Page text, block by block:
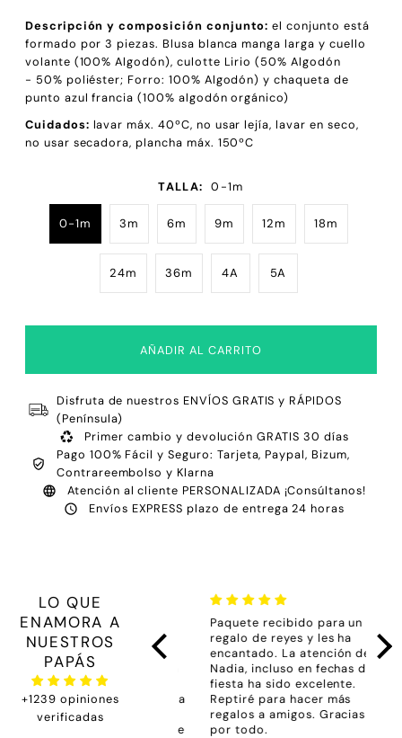
Descripción y composición conjunto: el conjunto está
formado por 3 piezas. Blusa blanca manga larga y cuello
volante (100% Algodón), culotte Lirio (50% Algodón
- 50% poliéster; Forro: 100% Algodón) y chaqueta de
punto azul francia (100% algodón orgánico)
Cuidados: lavar máx. 40ºC, no usar lejía, lavar en seco,
no usar secadora, plancha máx. 150ºC
TALLA: 0-1m
0-1m 3m 6m 9m 12m 18m
24m 36m 4A 5A
Disfruta de nuestros ENVÍOS GRATIS y RÁPIDOS
(Península)
Primer cambio y devolución GRATIS 30 días
Pago 100% Fácil y Seguro: Tarjeta, Paypal, Bizum,
Contrareembolso y Klarna
Atención al cliente PERSONALIZADA ¡Consúltanos!
Envíos EXPRESS plazo de entrega 24 horas
LO QUE
ENAMORA A
NUESTROS
PAPÁS
+1239 opiniones
verificadas
No puedo estar más
agradecida con el trato
recibido por Nadia para
ayudarme. Soy una abuela
que no se muy bien
comprar por internet y ella
me ayudó sin problema.
Paquete recibido para un
regalo de reyes y les ha
encantado. La atención de
Nadia, incluso en fechas de
fiesta ha sido excelente.
Reptiré para hacer más
regalos a amigos. Gracias
por todo.
La